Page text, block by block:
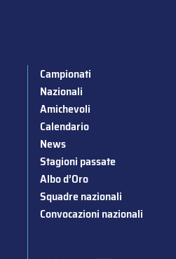
Campionati
Nazionali
Amichevoli
Calendario
News
Stagioni passate
Albo d’Oro
Squadre nazionali
Convocazioni nazionali